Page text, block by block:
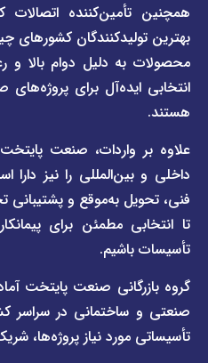
اتصالات کربن
کشورهای چین و ترکیه
دلیل دوام بالا و رعایت
برای پروژه‌های صنعتی،
صنعت پایتخت نمایندگی
را نیز دارا است. ما با
به‌موقع و پشتیبانی تخصصی،
مطمئن برای پیمانکاران،
صنعت پایتخت آماده همکاری
در سراسر کشور است و
نیاز پروژه‌ها، شریک قابل